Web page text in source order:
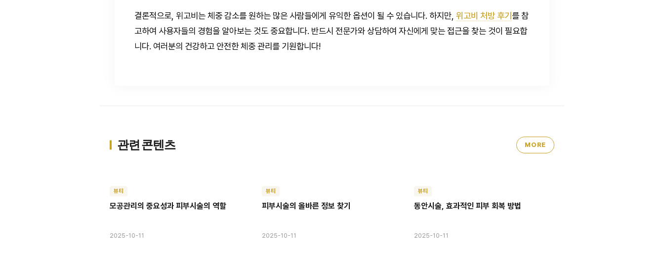
결론적으로, 위고비는 체중 감소를 원하는 많은 사람들에게 유익한 옵션이 될 수 있습니다. 하지만, 위고비 처방 후기를 참
고하여 사용자들의 경험을 알아보는 것도 중요합니다. 반드시 전문가와 상담하여 자신에게 맞는 접근을 찾는 것이 필요합
니다. 여러분의 건강하고 안전한 체중 관리를 기원합니다!
관련 콘텐츠 MORE
뷰티
모공관리의 중요성과 피부시술의 역할
2025-10-11
뷰티
피부시술의 올바른 정보 찾기
2025-10-11
뷰티
동안시술, 효과적인 피부 회복 방법
2025-10-11